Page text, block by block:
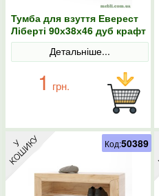
Тумба для взуття Еверест
Ліберті 90х38х46 дуб крафт
білий
Детальніше...
1 грн.
Код:50389